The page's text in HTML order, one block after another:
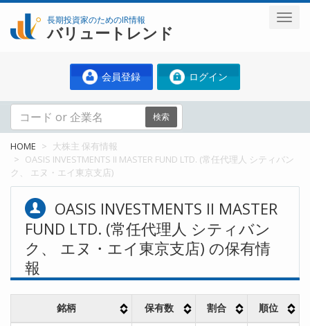
長期投資家のためのIR情報
バリュートレンド
会員登録 ログイン
検索
HOME
大株主 保有情報
OASIS INVESTMENTS II MASTER FUND LTD. (常任代理人 シティバン
ク、 エヌ・エイ東京支店)
OASIS INVESTMENTS II MASTER
FUND LTD. (常任代理人 シティバン
ク、 エヌ・エイ東京支店) の保有情
報
銘柄 保有数 割合 順位